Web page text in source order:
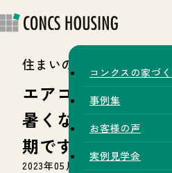
コンクスの家づく
事例集
お客様の声
実例見学会
住まいのコラム
エアコン点検して
暑くなる前の今が
期です！
2023年05月05日